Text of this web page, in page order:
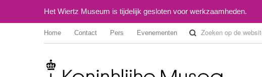
Het Wiertz Museum is tijdelijk gesloten voor werkzaamheden.
Home Contact Pers Evenementen